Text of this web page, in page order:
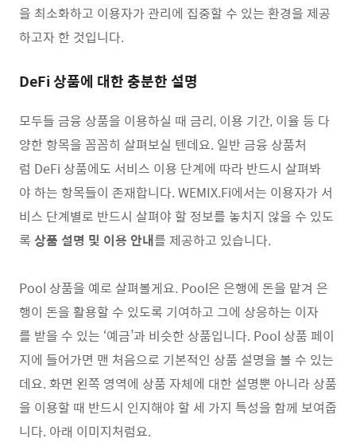
을 최소화하고 이용자가 관리에 집중할 수 있는 환경을 제공
하고자 한 것입니다.
DeFi 상품에 대한 충분한 설명
모두들 금융 상품을 이용하실 때 금리, 이용 기간, 이율 등 다
양한 항목을 꼼꼼히 살펴보실 텐데요. 일반 금융 상품처
럼 DeFi 상품에도 서비스 이용 단계에 따라 반드시 살펴봐
야 하는 항목들이 존재합니다. WEMIX.Fi에서는 이용자가 서
비스 단계별로 반드시 살펴야 할 정보를 놓치지 않을 수 있도
록 상품 설명 및 이용 안내를 제공하고 있습니다.
Pool 상품을 예로 살펴볼게요. Pool은 은행에 돈을 맡겨 은
행이 돈을 활용할 수 있도록 기여하고 그에 상응하는 이자
를 받을 수 있는 ‘예금’과 비슷한 상품입니다. Pool 상품 페이
지에 들어가면 맨 처음으로 기본적인 상품 설명을 볼 수 있는
데요. 화면 왼쪽 영역에 상품 자체에 대한 설명뿐 아니라 상품
을 이용할 때 반드시 인지해야 할 세 가지 특성을 함께 보여줍
니다. 아래 이미지처럼요.